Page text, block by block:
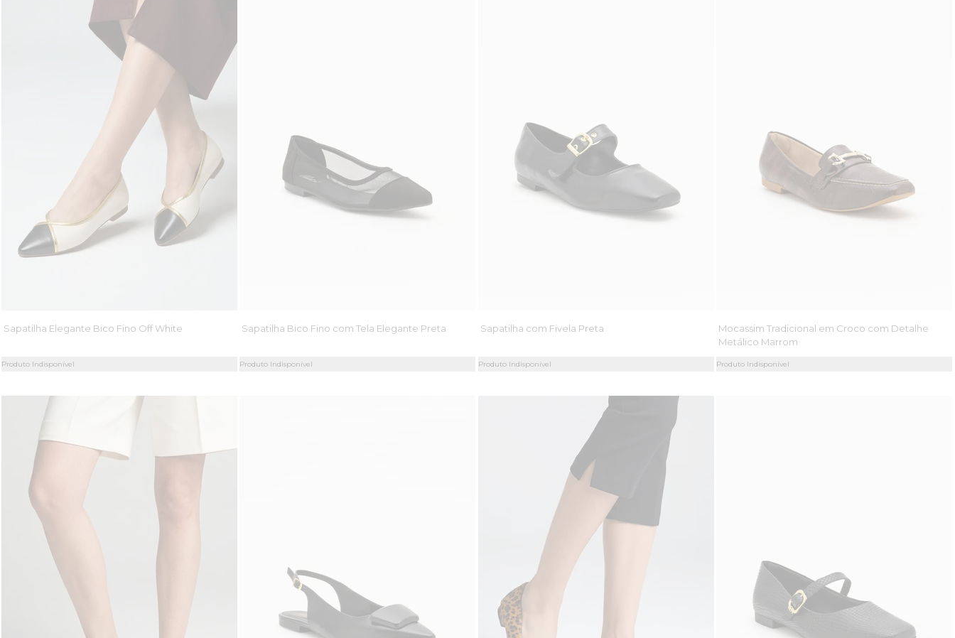
Sapatilha Elegante Bico Fino Off White
Produto Indisponível
Sapatilha Bico Fino com Tela Elegante Preta
Produto Indisponível
Sapatilha com Fivela Preta
Produto Indisponível
Mocassim Tradicional em Croco com Detalhe
Metálico Marrom
Produto Indisponível